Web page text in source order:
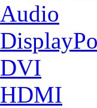
Audio
DVI
HDMI